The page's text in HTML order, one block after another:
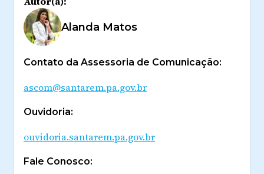
Alanda Matos
Contato da Assessoria de Comunicação:
ascom@santarem.pa.gov.br
Ouvidoria:
ouvidoria.santarem.pa.gov.br
Fale Conosco: